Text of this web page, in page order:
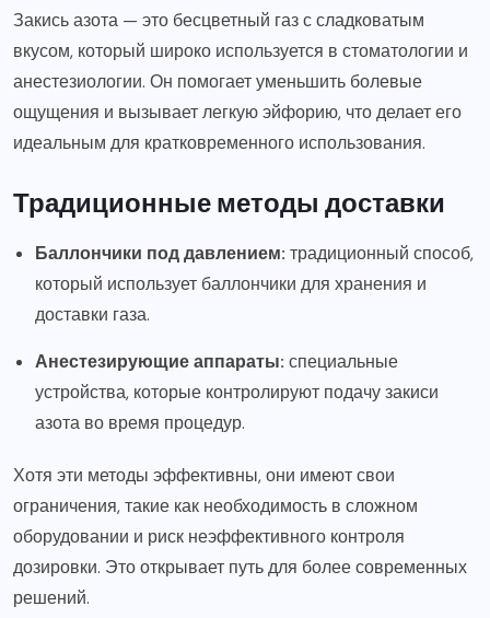
Закись азота — это бесцветный газ с сладковатым
вкусом, который широко используется в стоматологии и
анестезиологии. Он помогает уменьшить болевые
ощущения и вызывает легкую эйфорию, что делает его
идеальным для кратковременного использования.
Традиционные методы доставки
Баллончики под давлением: традиционный способ,
который использует баллончики для хранения и
доставки газа.
Анестезирующие аппараты: специальные
устройства, которые контролируют подачу закиси
азота во время процедур.
Хотя эти методы эффективны, они имеют свои
ограничения, такие как необходимость в сложном
оборудовании и риск неэффективного контроля
дозировки. Это открывает путь для более современных
решений.